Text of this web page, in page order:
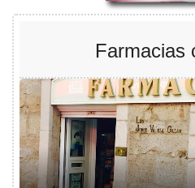
Farmacias